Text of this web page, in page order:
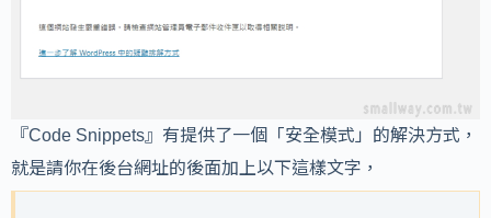
『Code Snippets』有提供了一個「安全模式」的解決方式，
就是請你在後台網址的後面加上以下這樣文字，